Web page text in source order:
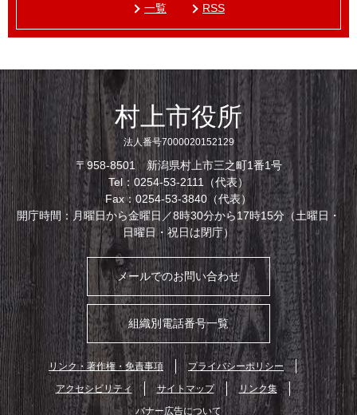
一覧 RSS
村上市役所
法人番号7000020152129
〒958-8501 新潟県村上市三之町1番1号
Tel：0254-53-2111（代表）
Fax：0254-53-3840（代表）
開庁時間：月曜日から金曜日／8時30分から17時15分（土曜日・
日曜日・祝日は閉庁）
メールでのお問い合わせ
組織別電話番号一覧
リンク・著作権・免責事項
プライバシーポリシー
アクセシビリティ
サイトマップ
リンク集
バナー広告について